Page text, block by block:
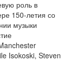
роль в
150-летия со
музыки
Isokoski, Steven